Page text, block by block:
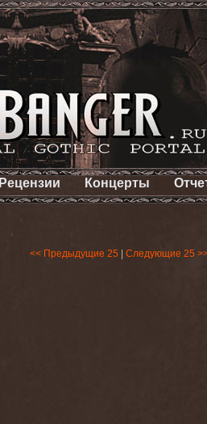
Рецензии Концерты
<< Предыдущие 25 Следующие 25